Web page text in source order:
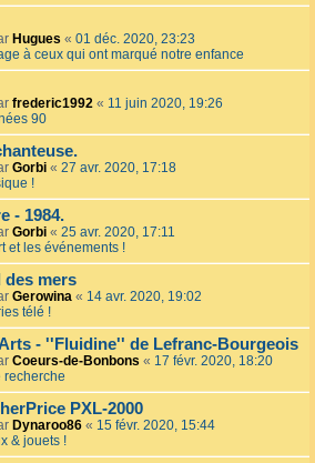
Hugues « 01 déc. 2020, 23:23
à ceux qui ont marqué notre enfance
frederic1992 « 11 juin 2020, 19:26
90
Gorbi « 27 avr. 2020, 17:18
!
- 1984.
Gorbi « 25 avr. 2020, 17:11
et les événements !
des mers
Gerowina « 14 avr. 2020, 19:02
télé !
- ''Fluidine'' de Lefranc-Bourgeois
Coeurs-de-Bonbons « 17 févr. 2020, 18:20
recherche
PXL-2000
Dynaroo86 « 15 févr. 2020, 15:44
& jouets !